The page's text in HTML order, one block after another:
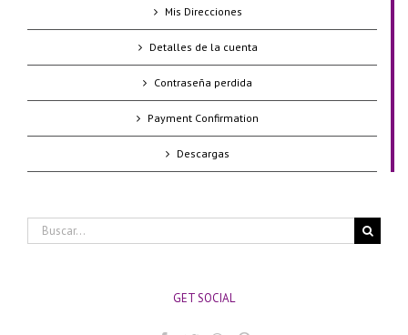
Mis Direcciones
Detalles de la cuenta
Contraseña perdida
Payment Confirmation
Descargas
Buscar:
GET SOCIAL